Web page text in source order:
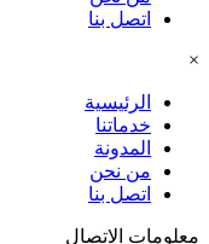
اتصل بنا
×
الرئيسية
خدماتنا
المدونة
من نحن
اتصل بنا
معلومات الاتصال